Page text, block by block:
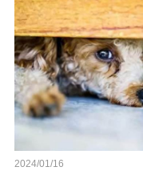
2024/01/16